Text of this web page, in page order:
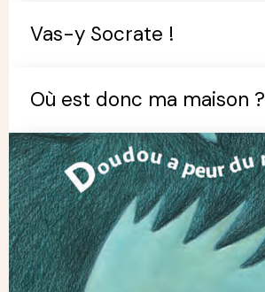
Vas-y Socrate !
Où est donc ma maison ?